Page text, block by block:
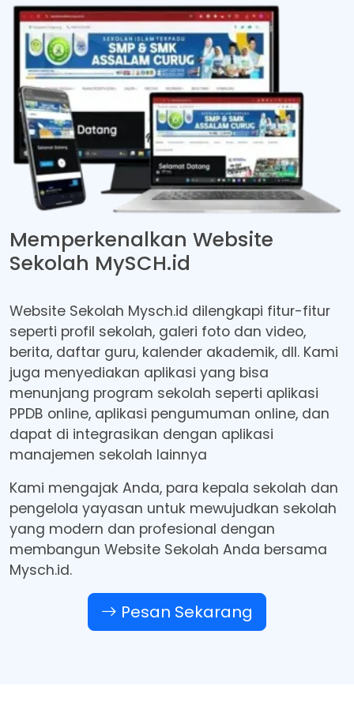
Memperkenalkan Website
Sekolah MySCH.id
Website Sekolah Mysch.id dilengkapi fitur-fitur
seperti profil sekolah, galeri foto dan video,
berita, daftar guru, kalender akademik, dll. Kami
juga menyediakan aplikasi yang bisa
menunjang program sekolah seperti aplikasi
PPDB online, aplikasi pengumuman online, dan
dapat di integrasikan dengan aplikasi
manajemen sekolah lainnya
Kami mengajak Anda, para kepala sekolah dan
pengelola yayasan untuk mewujudkan sekolah
yang modern dan profesional dengan
membangun Website Sekolah Anda bersama
Mysch.id.
Pesan Sekarang